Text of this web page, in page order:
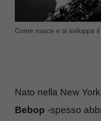
Come nasce e si sviluppa
Nato nella New
Bebop -spesso